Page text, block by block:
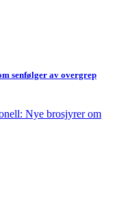
senfølger av overgrep
Nye brosjyrer om